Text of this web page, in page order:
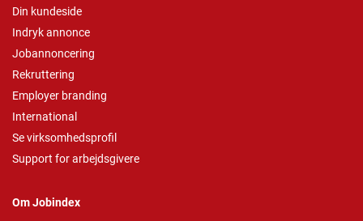
Din kundeside
Indryk annonce
Jobannoncering
Rekruttering
Employer branding
International
Se virksomhedsprofil
Support for arbejdsgivere
Om Jobindex